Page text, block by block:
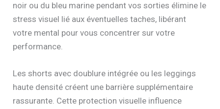
noir ou du bleu marine pendant vos sorties élimine le
stress visuel lié aux éventuelles taches, libérant
votre mental pour vous concentrer sur votre
performance.
Les shorts avec doublure intégrée ou les leggings
haute densité créent une barrière supplémentaire
rassurante. Cette protection visuelle influence